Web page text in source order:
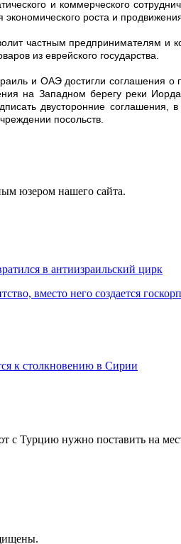
и коммерческого
роста и
частным
из еврейского государства.
и ОАЭ достигли соглашения
на Западном берегу реки
двусторонние соглашения, в
посольств.
юзером нашего сайта.
в антиизраильский цирк
вместо него создается
к столкновению в Сирии
Турцию нужно поставить на